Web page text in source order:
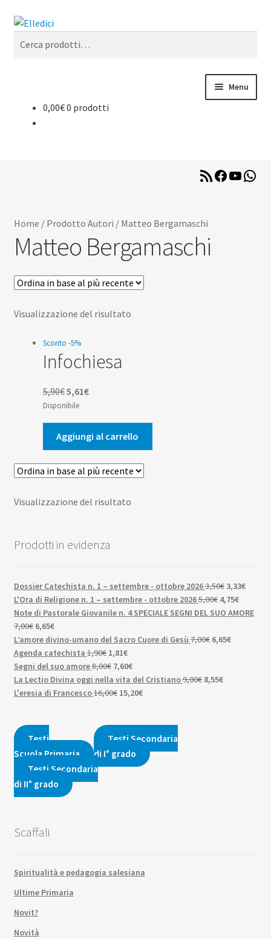
Vai
navigazione
Vai
contenuto
Cerca
Menu
Libreria Online
Riviste
Scuola
Contatti
Don Bosco
0,00€0 prodotti
RSS Facebook
Home / Prodotto Autori / Matteo Bergamaschi
Matteo Bergamaschi
Visualizzazione del risultato
Sconto -5%
Infochiesa
5,90€ Il
prezzo
originale
era:
5,90€.
5,61€Il
attuale
è:
5,61€.
Disponibile
Aggiungi al carrello
Visualizzazione del risultato
Prodotti in evidenza
Dossier Catechista n. 1 – settembre - ottobre 20263,50€ Il
prezzo
originale
3,50€.
3,33€Il
attuale
L'Ora di Religione n. 1 – settembre - ottobre 20265,00€ Il
prezzo
era:
4,75€Il
prezzo
Note di Pastorale Giovanile n. 4 SPECIALE SEGNI DEL SUO AMORE
7,00€ Il
prezzo
originale
era:
7,00€.
6,65€Il
prezzo
attuale
è:
6,65€.
L’amore divino-umano del Sacro Cuore di Gesù 7,00€ Il
era:
6,65€Il
Agenda catechista 1,90€ Il
prezzo
originale
era:
1,81€Il
prezzo
attuale
è:
Segni del suo amore8,00€ Il
prezzo
originale
7,60€Il
prezzo
attuale
La Lectio Divina oggi nella vita del Cristiano9,00€ Il8,55€Il
L'eresia di Francesco16,00€ Il
16,00€.
15,20€Il
15,20€.
Testi
Scuola Primaria
Testi Secondaria
di I° grado
Testi Secondaria
di II° grado
Scaffali
Spiritualità e pedagogia salesiana
Ultime Primaria
Novit?
Novità